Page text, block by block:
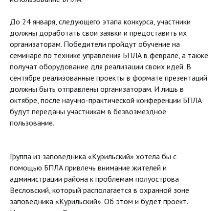
До 24 января, следующего этапа конкурса, участники
должны доработать свои заявки и предоставить их
организаторам. Победители пройдут обучение на
семинаре по технике управления БПЛА в феврале, а также
получат оборудование для реализации своих идей. В
сентябре реализованные проекты в формате презентаций
должны быть отправлены организаторам. И лишь в
октябре, после научно-практической конференции БПЛА
будут переданы участникам в безвозмездное
пользование.
Группа из заповедника «Курильский» хотела бы с
помощью БПЛА привлечь внимание жителей и
администрации района к проблемам полуострова
Весловский, который располагается в охранной зоне
заповедника «Курильский». Об этом и будет проект.